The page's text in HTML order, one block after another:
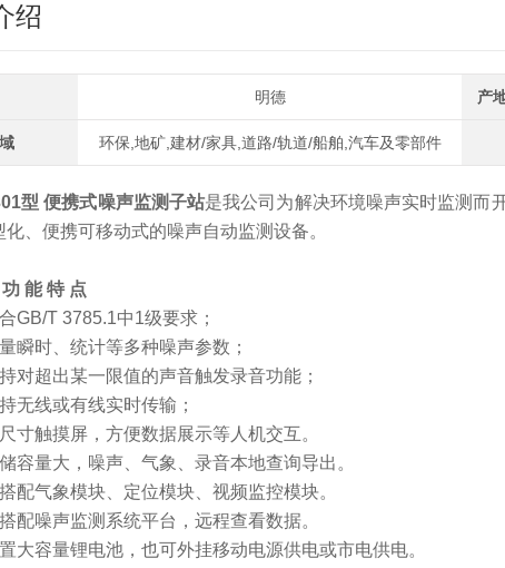
绍
明德 产
环保,地矿,建材/家具,道路/轨道/船舶,汽车及零部件
型便携式噪声监测子站是我公司为解决环境噪声实时监测而
化、便携可移动式的噪声自动监测设备。
能 特 点
GB/T 3785.1中1级要求；
瞬时、统计等多种噪声参数；
对超出某一限值的声音触发录音功能；
无线或有线实时传输；
寸触摸屏，方便数据展示等人机交互。
容量大，噪声、气象、录音本地查询导出。
配气象模块、定位模块、视频监控模块。
配噪声监测系统平台，远程查看数据。
大容量锂电池，也可外挂移动电源供电或市电供电。